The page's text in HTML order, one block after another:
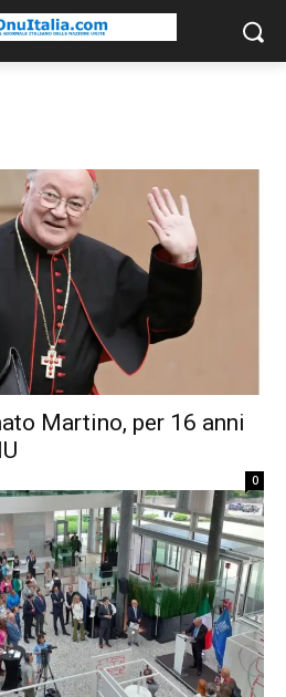
Martino, per 16 anni
0